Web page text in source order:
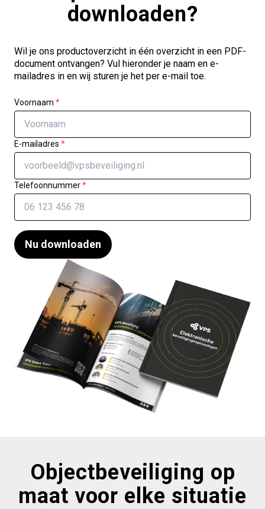
downloaden?
Wil je ons productoverzicht in één overzicht in een PDF-
document ontvangen? Vul hieronder je naam en e-
mailadres in en wij sturen je het per e-mail toe.
Voornaam *
E-mailadres *
Telefoonnummer*
Nu downloaden
Objectbeveiliging op
maat voor elke situatie